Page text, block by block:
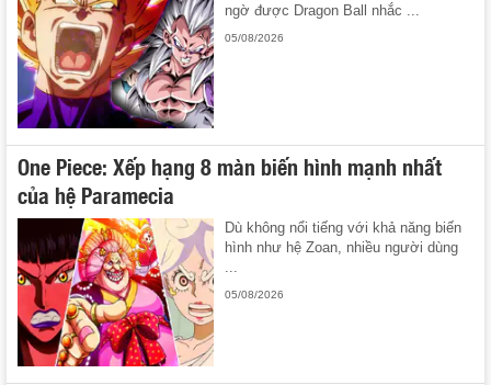
ngờ được Dragon Ball nhắc ...
05/08/2026
One Piece: Xếp hạng 8 màn biến hình mạnh nhất
của hệ Paramecia
Dù không nổi tiếng với khả năng biến
hình như hệ Zoan, nhiều người dùng
...
05/08/2026